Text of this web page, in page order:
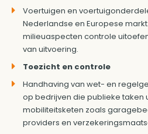
Voertuigen en
Nederlandse en Europese
milieuaspecten controle
van uitvoering.
Toezicht en controle
Handhaving van wet- en
op bedrijven die publieke taken
mobiliteitsketen zoals
providers en